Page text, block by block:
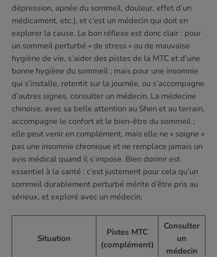
dépression, apnée du sommeil, douleur, effet d’un
médicament, etc.), et c’est un médecin qui doit en
explorer la cause. Le bon réflexe est donc clair : pour
un sommeil perturbé « de stress » ou de mauvaise
hygiène de vie, s’aider des pistes de la MTC et d’une
bonne hygiène du sommeil ; mais pour une insomnie
qui s’installe, retentit sur la journée, ou s’accompagne
d’autres signes, consulter un médecin. La médecine
chinoise, avec sa belle attention au Shen et au terrain,
accompagne le confort et le bien-être du sommeil ;
elle peut venir en complément, mais elle ne « soigne »
pas une insomnie chronique et ne remplace jamais un
avis médical quand il s’impose. Bien dormir est
essentiel à la santé : c’est justement pour cela qu’un
sommeil durablement perturbé mérite d’être pris au
sérieux, et exploré avec un médecin.
Situation
Pistes MTC
(complément)
Consulter
un
médecin